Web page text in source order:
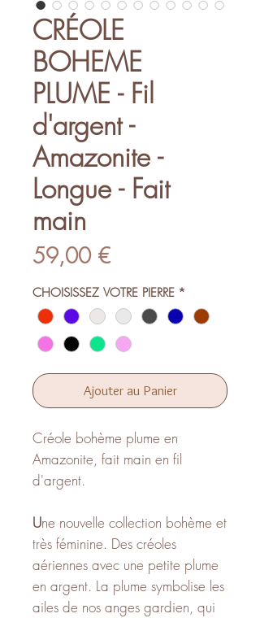
CRÉOLE
BOHEME
PLUME - Fil
d'argent -
Amazonite -
Longue - Fait
main
59,00 €Prix
CHOISISSEZ VOTRE PIERRE *
Ajouter au Panier
Créole bohème plume en
Amazonite, fait main en fil
d'argent.
Une nouvelle collection bohème et
très féminine. Des créoles
aériennes avec une petite plume
en argent. La plume symbolise les
ailes de nos anges gardien, qui